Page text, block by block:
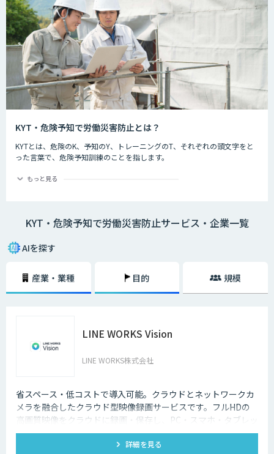
KYT・危険予知で労働災害防止とは？
KYTとは、危険のK、予知のY、トレーニングのT、それぞれの頭文字をと
った言葉で、危険予知訓練のことを指します。
イントを指差呼称や指差唱和、安全対策をし防止を図ること。
もっと見る
KYT・危険予知で労働災害防止サービス・企業一覧
AIを探す
産業・業種 目的 規模
LINE WORKS Vision
LINE WORKS株式会社
省スペース・低コストで導入可能。クラウドとネットワークカ
メラを融合したクラウド型映像録画サービスです。フルHDの
高画質映像をクラウドに録画・保存し、PC・スマホ・タブレッ
トからいつでもどこでも確認可能。省スペース・低コストで導
入でき、安定した品質と柔軟な運用性を兼ね備えています。
詳細を見る